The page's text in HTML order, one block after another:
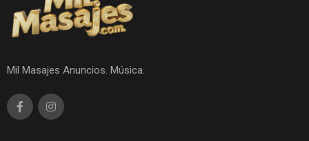
Mil Masajes Anuncios. Música.